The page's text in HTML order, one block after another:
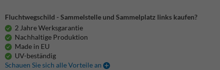
Fluchtwegschild - Sammelstelle und Sammelplatz links kaufen?
2 Jahre Werksgarantie
Nachhaltige Produktion
Made in EU
UV-beständig
Schauen Sie sich alle Vorteile an